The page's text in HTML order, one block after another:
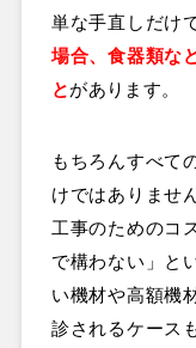
単な手直しだけ
場合、食器類な
とがあります。
もちろんすべて
けではありませ
工事のためのコ
で構わない」と
い機材や高額機
診されるケース